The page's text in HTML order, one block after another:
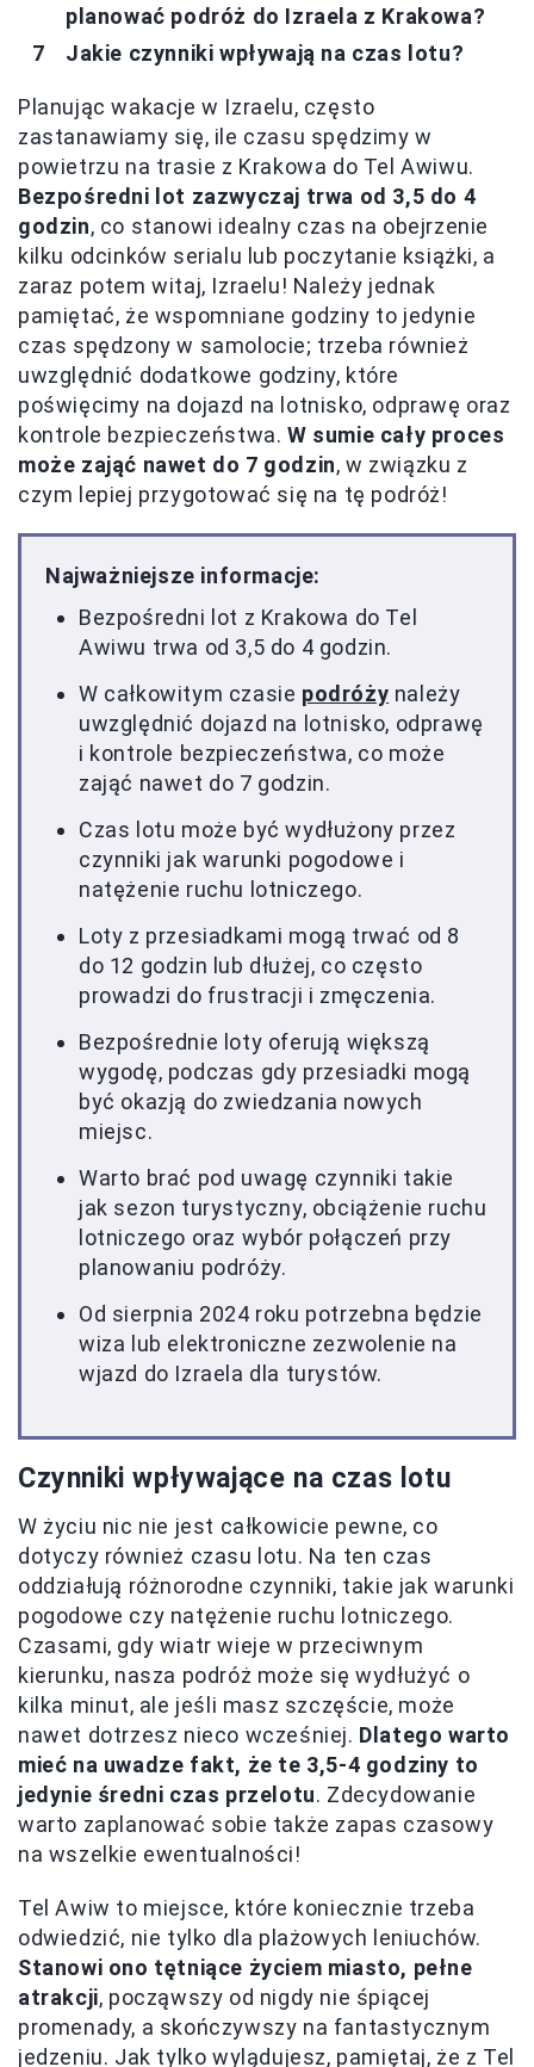
planować podróż do Izraela z Krakowa?
Jakie czynniki wpływają na czas lotu?
Planując wakacje w Izraelu, często
zastanawiamy się, ile czasu spędzimy w
powietrzu na trasie z Krakowa do Tel Awiwu.
Bezpośredni lot zazwyczaj trwa od 3,5 do 4
godzin, co stanowi idealny czas na obejrzenie
kilku odcinków serialu lub poczytanie książki, a
zaraz potem witaj, Izraelu! Należy jednak
pamiętać, że wspomniane godziny to jedynie
czas spędzony w samolocie; trzeba również
uwzględnić dodatkowe godziny, które
poświęcimy na dojazd na lotnisko, odprawę oraz
kontrole bezpieczeństwa.W sumie cały proces
może zająć nawet do 7 godzin, w związku z
czym lepiej przygotować się na tę podróż!
Najważniejsze informacje:
Bezpośredni lot z Krakowa do Tel
Awiwu trwa od 3,5 do 4 godzin.
W całkowitym czasie podróży należy
uwzględnić dojazd na lotnisko, odprawę
i kontrole bezpieczeństwa, co może
zająć nawet do 7 godzin.
Czas lotu może być wydłużony przez
czynniki jak warunki pogodowe i
natężenie ruchu lotniczego.
Loty z przesiadkami mogą trwać od 8
do 12 godzin lub dłużej, co często
prowadzi do frustracji i zmęczenia.
Bezpośrednie loty oferują większą
wygodę, podczas gdy przesiadki mogą
być okazją do zwiedzania nowych
miejsc.
Warto brać pod uwagę czynniki takie
jak sezon turystyczny, obciążenie ruchu
lotniczego oraz wybór połączeń przy
planowaniu podróży.
Od sierpnia 2024 roku potrzebna będzie
wiza lub elektroniczne zezwolenie na
wjazd do Izraela dla turystów.
Czynniki wpływające na czas lotu
W życiu nic nie jest całkowicie pewne, co
dotyczy również czasu lotu. Na ten czas
oddziałują różnorodne czynniki, takie jak warunki
pogodowe czy natężenie ruchu lotniczego.
Czasami, gdy wiatr wieje w przeciwnym
kierunku, nasza podróż może się wydłużyć o
kilka minut, ale jeśli masz szczęście, może
nawet dotrzesz nieco wcześniej. Dlatego warto
mieć na uwadze fakt, że te 3,5-4 godziny to
jedynie średni czas przelotu. Zdecydowanie
warto zaplanować sobie także zapas czasowy
na wszelkie ewentualności!
Tel Awiw to miejsce, które koniecznie trzeba
odwiedzić, nie tylko dla plażowych leniuchów.
Stanowi ono tętniące życiem miasto, pełne
atrakcji, począwszy od nigdy nie śpiącej
promenady, a skończywszy na fantastycznym
jedzeniu. Jak tylko wylądujesz, pamiętaj, że z Tel